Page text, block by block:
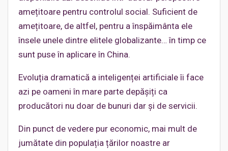
amețitoare pentru controlul social. Suficient de
amețitoare, de altfel, pentru a înspăimânta ele
însele unele dintre elitele globalizante… în timp ce
sunt puse în aplicare în China.
Evoluția dramatică a inteligenței artificiale îi face
azi pe oameni în mare parte depășiți ca
producători nu doar de bunuri dar și de servicii.
Din punct de vedere pur economic, mai mult de
jumătate din populația țărilor noastre ar